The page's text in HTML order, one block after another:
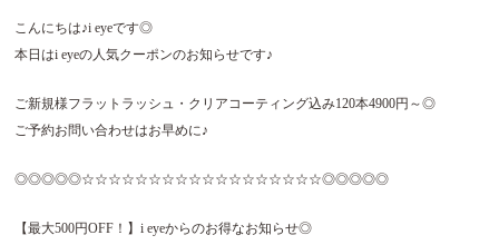
こんにちは♪i eyeです◎
本日はi eyeの人気クーポンのお知らせです♪
ご新規様フラットラッシュ・クリアコーティング込み120本4900円～◎
ご予約お問い合わせはお早めに♪
◎◎◎◎◎☆☆☆☆☆☆☆☆☆☆☆☆☆☆☆☆☆☆◎◎◎◎◎
【最大500円OFF！】 i eyeからのお得なお知らせ◎